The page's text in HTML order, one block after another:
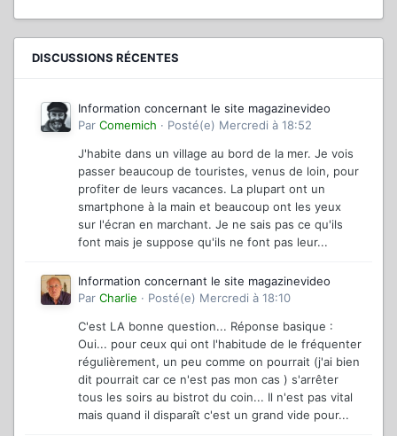
DISCUSSIONS RÉCENTES
Information concernant le site magazinevideo
Par Comemich · Posté(e) Mercredi à 18:52
J'habite dans un village au bord de la mer. Je vois
passer beaucoup de touristes, venus de loin, pour
profiter de leurs vacances. La plupart ont un
smartphone à la main et beaucoup ont les yeux
sur l'écran en marchant. Je ne sais pas ce qu'ils
font mais je suppose qu'ils ne font pas leur...
Information concernant le site magazinevideo
Par Charlie · Posté(e) Mercredi à 18:10
C'est LA bonne question... Réponse basique :
Oui... pour ceux qui ont l'habitude de le fréquenter
régulièrement, un peu comme on pourrait (j'ai bien
dit pourrait car ce n'est pas mon cas ) s'arrêter
tous les soirs au bistrot du coin... Il n'est pas vital
mais quand il disparaît c'est un grand vide pour...